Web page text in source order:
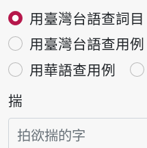
用臺灣台語查詞目
用臺灣台語查用例
用華語查用例
揣